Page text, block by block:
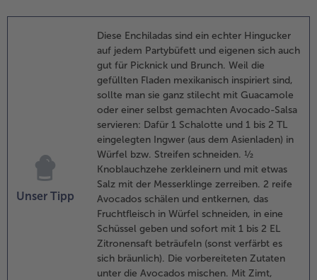
10
Unser Tipp
Diese Enchiladas sind ein echter Hingucker
auf jedem Partybüfett und eigenen sich auch
gut für Picknick und Brunch. Weil die
gefüllten Fladen mexikanisch inspiriert sind,
sollte man sie ganz stilecht mit Guacamole
oder einer selbst gemachten Avocado-Salsa
servieren: Dafür 1 Schalotte und 1 bis 2 TL
eingelegten Ingwer (aus dem Asienladen) in
Würfel bzw. Streifen schneiden. ½
Knoblauchzehe zerkleinern und mit etwas
Salz mit der Messerklinge zerreiben. 2 reife
Avocados schälen und entkernen, das
Fruchtfleisch in Würfel schneiden, in eine
Schüssel geben und sofort mit 1 bis 2 EL
Zitronensaft beträufeln (sonst verfärbt es
sich bräunlich). Die vorbereiteten Zutaten
unter die Avocados mischen. Mit Zimt,